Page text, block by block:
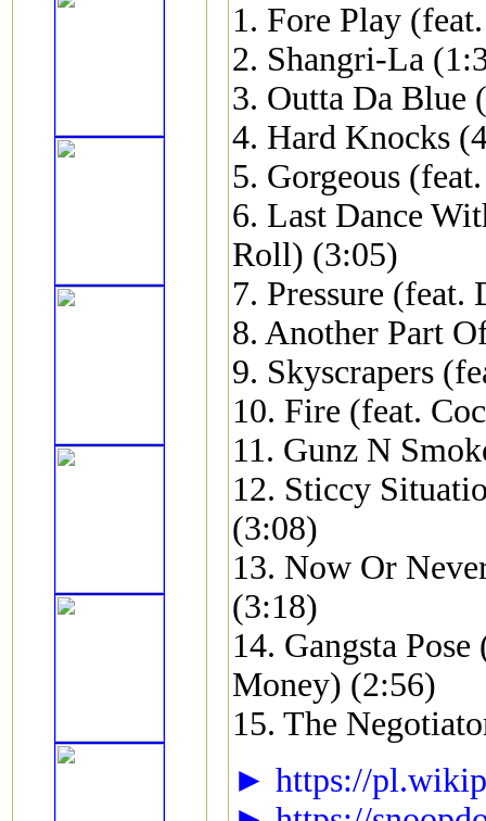
1. Fore Play
2. Shangri-La
3. Outta Da Blue
4. Hard Knocks
5. Gorgeous
6. Last Dance
Roll) (3:05)
7. Pressure
8. Another Part
9. Skyscrapers
10. Fire (feat.
11. Gunz N
12. Sticcy
(3:08)
13. Now Or
(3:18)
14. Gangsta
Money) (2:56)
15. The
► https://